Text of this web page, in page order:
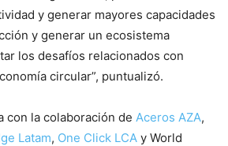
y generar mayores capacidades
y generar un ecosistema
los desafíos relacionados con
circular”, puntualizó.
con la colaboración de Aceros AZA,
Latam, One Click LCA y World